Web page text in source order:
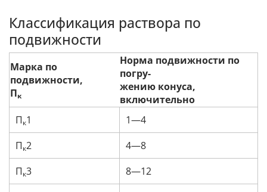
Классификация раствора по
подвижности
Марка по
подвижности,
Пк
Норма подвижности по
погру-
жению конуса,
включительно
Пк1
1—4
Пк2
4—8
Пк3
8—12